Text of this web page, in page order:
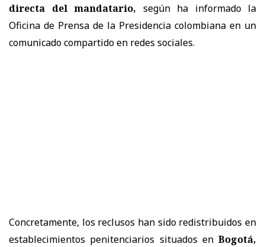
directa del mandatario, según ha informado la
Oficina de Prensa de la Presidencia colombiana en un
comunicado compartido en redes sociales.
Concretamente, los reclusos han sido redistribuidos en
establecimientos penitenciarios situados enBogotá,